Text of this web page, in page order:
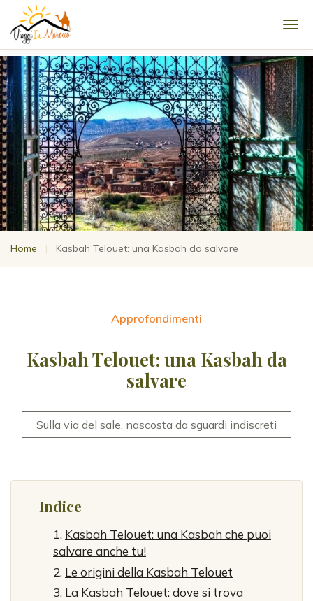
Home | Kasbah Telouet: una Kasbah da salvare
Approfondimenti
Kasbah Telouet: una Kasbah da
salvare
Sulla via del sale, nascosta da sguardi indiscreti
Indice
Kasbah Telouet: una Kasbah che puoi
salvare anche tu!
Le origini della Kasbah Telouet
La Kasbah Telouet: dove si trova